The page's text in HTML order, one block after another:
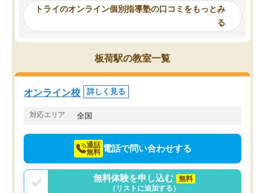
ったんですが、学生の先生から学ぶこ
み、徐々に成績が上がったらいいなと
思っていました。何が今足りないのか
を的確に指導いただき、子どももびっ
くりするほど楽しんでやる気を持って
塾を受けています。狙い通り、少しず
つ成績も上がり、苦手意識も無くなっ
てきたので、さらに苦手な数学も追加
でお願いしました。来年の高校受験に
らないところをピンポイ
頂いて、とてもわかり
していました。一生を
スト、多少お金がかかっ
トライのオンライン個別指導塾の口コミをもっとみ
る
板荷駅の教室一覧
オンライン校 詳しく見る
対応エリア 全国
通話
無料 電話で問い合わせする
無料体験を申し込む
無料
（リストに追加する）